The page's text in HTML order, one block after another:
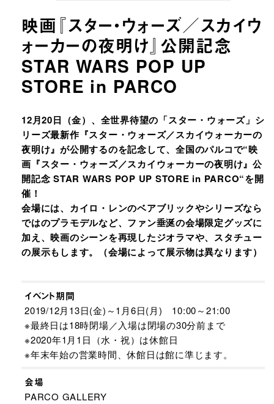
映画『スター・ウォーズ／スカイウ
ォーカーの夜明け』公開記念
STAR WARS POP UP
STORE in PARCO
URLをコピーする
12月20日（金）、全世界待望の「スター・ウォーズ」シ
リーズ最新作『スター・ウォーズ／スカイウォーカーの
夜明け』が公開するのを記念して、全国のパルコで“映
画『スター・ウォーズ／スカイウォーカーの夜明け』公
開記念 STAR WARS POP UP STORE in PARCO“を開
催！
会場には、カイロ・レンのベアブリックやシリーズなら
ではのプラモデルなど、ファン垂涎の会場限定グッズに
加え、映画のシーンを再現したジオラマや、スタチュー
の展示もします。（会場によって展示物は異なります）
イベント期間
2019/12月13日(金)～1月6日(月) 10:00～21:00
※最終日は18時閉場／入場は閉場の30分前まで
※2020年1月1日（水・祝）は休館日
※年末年始の営業時間、休館日は館に準じます。
会場
PARCO GALLERY